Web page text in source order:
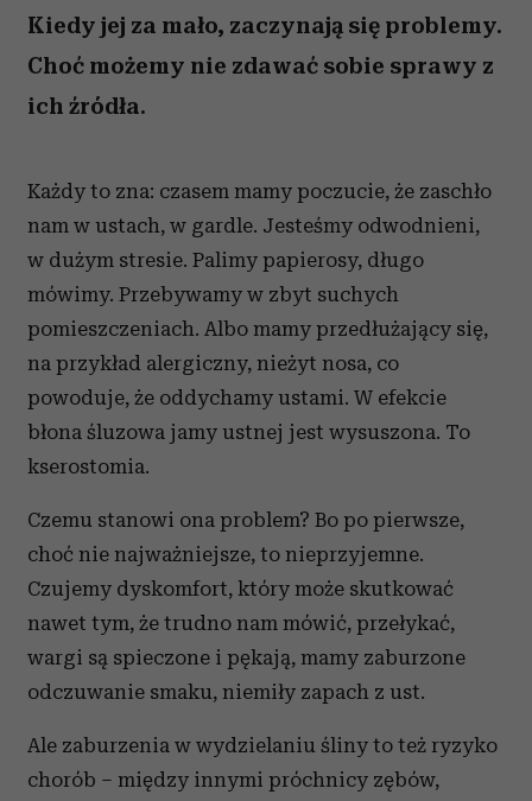
Kiedy jej za mało, zaczynają się problemy.
Choć możemy nie zdawać sobie sprawy z
ich źródła.
Każdy to zna: czasem mamy poczucie, że zaschło
nam w ustach, w gardle. Jesteśmy odwodnieni,
w dużym stresie. Palimy papierosy, długo
mówimy. Przebywamy w zbyt suchych
pomieszczeniach. Albo mamy przedłużający się,
na przykład alergiczny, nieżyt nosa, co
powoduje, że oddychamy ustami. W efekcie
błona śluzowa jamy ustnej jest wysuszona. To
kserostomia.
Czemu stanowi ona problem? Bo po pierwsze,
choć nie najważniejsze, to nieprzyjemne.
Czujemy dyskomfort, który może skutkować
nawet tym, że trudno nam mówić, przełykać,
wargi są spieczone i pękają, mamy zaburzone
odczuwanie smaku, niemiły zapach z ust.
Ale zaburzenia w wydzielaniu śliny to też ryzyko
chorób – między innymi próchnicy zębów,